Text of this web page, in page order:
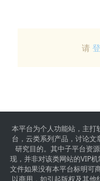
请
本平台为个人功能站，主打
台，云类系列产品，讨论
研究目的。其中子平台资
现，并非对该类网站的VIP
文件如果没有本平台标明可
以商用，如引起版权及其